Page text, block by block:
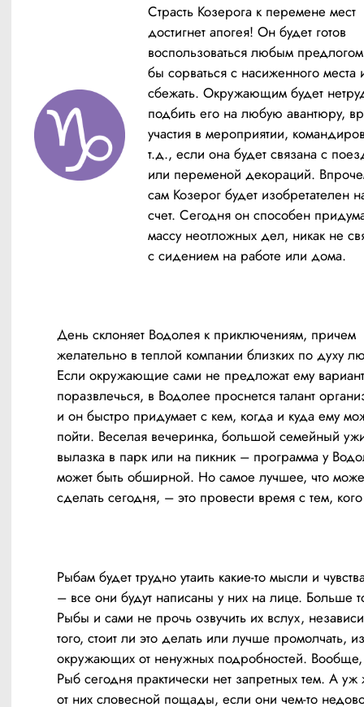
Страсть Козерога к перемене мест
достигнет апогея! Он будет готов
воспользоваться любым
бы сорваться с насиженного места
сбежать. Окружающим будет
подбить его на любую авантюру,
участия в мероприятии,
т.д., если она будет связана с
или переменой декораций.
сам Козерог будет изобретателен
счет. Сегодня он способен
массу неотложных дел, никак не
с сидением на работе или дома.
День склоняет Водолея к приключениям, причем
желательно в теплой компании близких по духу
Если окружающие сами не предложат ему
поразвлечься, в Водолее проснется талант
и он быстро придумает с кем, когда и куда ему
пойти. Веселая вечеринка, большой семейный
вылазка в парк или на пикник – программа у
может быть обширной. Но самое лучшее, что
сделать сегодня, – это провести время с тем,
Рыбам будет трудно утаить какие-то мысли и
– все они будут написаны у них на лице. Больше
Рыбы и сами не прочь озвучить их вслух,
того, стоит ли это делать или лучше промолчать,
окружающих от ненужных подробностей.
Рыб сегодня практически нет запретных тем. А уж
от них словесной пощады, если они чем-то